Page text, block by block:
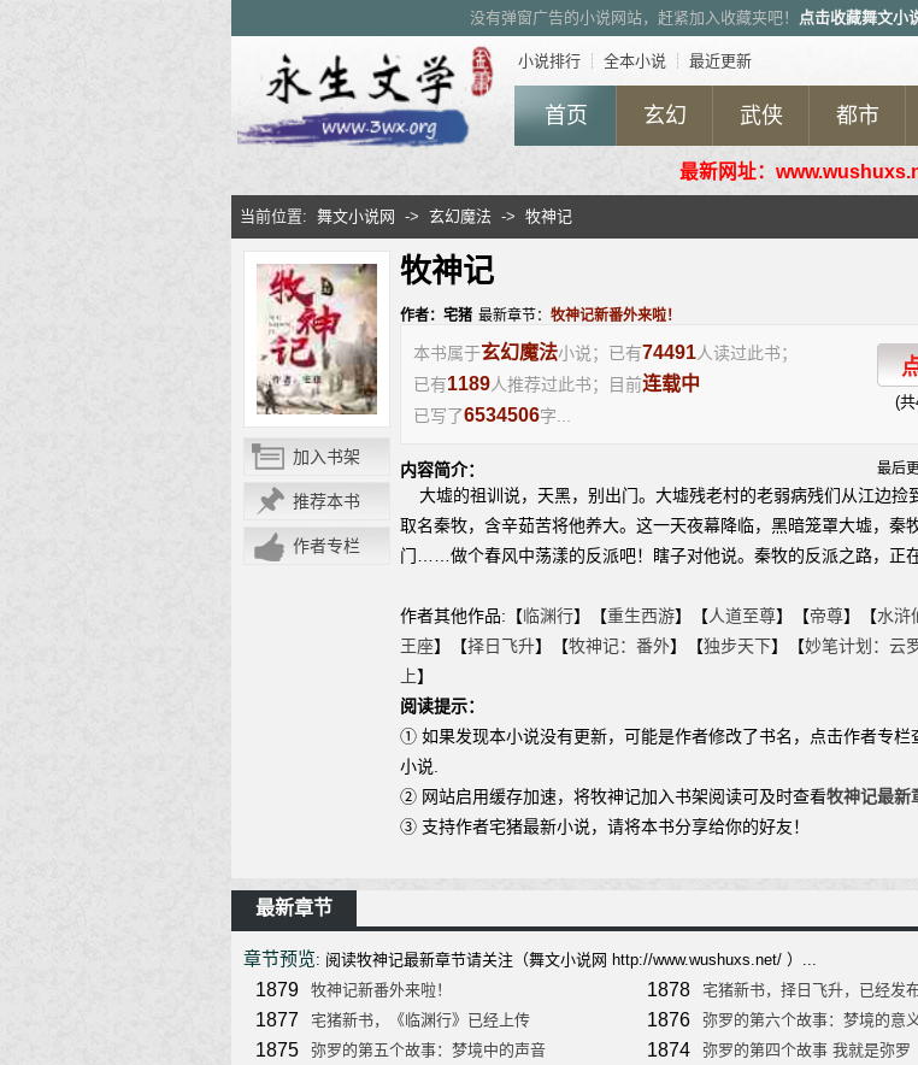
没有弹窗广告的小说网站，赶紧加入收藏夹吧！ 点击收藏舞文小
小说排行 ┊ 全本小说 ┊ 最近更新
首页 玄幻 武侠 都市
最新网址：
当前位置: 舞文小说网 -> 玄幻魔法 -> 牧神记
加入书架
推荐本书
作者专栏
牧神记
作者：宅猪 最新章节： 牧神记新番外来啦！
本书属于玄幻魔法小说；已有74491人读过此书；
已有1189人推荐过此书；目前连载中
已写了6534506字...
(
内容简介： 最后
大墟的祖训说，天黑，别出门。大墟残老村的老弱病残们从江边捡
取名秦牧，含辛茹苦将他养大。这一天夜幕降临，黑暗笼罩大墟，秦
门……做个春风中荡漾的反派吧！瞎子对他说。秦牧的反派之路，正在
作者其他作品:【临渊行】【重生西游】【人道至尊】【帝尊】【水浒
王座】【择日飞升】【牧神记：番外】【独步天下】【妙笔计划：云
上】
阅读提示：
① 如果发现本小说没有更新，可能是作者修改了书名，点击作者专栏
小说.
② 网站启用缓存加速，将牧神记加入书架阅读可及时查看牧神记最新
③ 支持作者宅猪最新小说，请将本书分享给你的好友！
最新章节
章节预览: 阅读牧神记最新章节请关注（舞文小说网 http://www.wushuxs.net/ ）...
1879 牧神记新番外来啦！ 1878 宅猪新书，择日飞升，已经发布
1877 宅猪新书，《临渊行》已经上传 1876 弥罗的第六个故事：梦境的意
1875 弥罗的第五个故事：梦境中的声音 1874 弥罗的第四个故事 我就是弥罗